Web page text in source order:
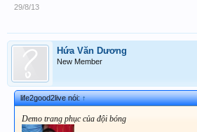
29/8/13
Hứa Văn Dương
New Member
life2good2live nói:↑
Demo trang phục của đội bóng